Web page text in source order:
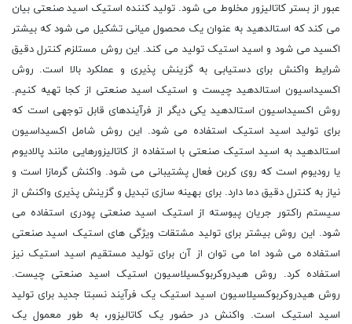
عبور از بستر کاتالیزور مخلوط می شود. تولید کننده استیک اسید صنعتی بیان
می کند که استالدهید به عنوان یک محصول میانی تشکیل می شود که بیشتر
اکسید می شود و اسید استیک تولید می کند. این روش مستلزم کنترل دقیق
شرایط واکنش برای دستیابی به گزینش پذیری و عملکرد بالا است. روش
اکسیداسیون استالدهید چیست و استیک اسید صنعتی از کجا تهیه کنیم.
روش اکسیداسیون استالدهید یکی دیگر از فرآیندهای قابل توجهی است که
برای تولید اسید استیک استفاده می شود. این روش شامل اکسیداسیون
استالدهید به اسید استیک صنعتی با استفاده از کاتالیزورهایی مانند پالادیوم
یا رودیوم است که روی کربن فعال پشتیبانی می شود. واکنش گرمازا است و
نیاز به کنترل دقیق دما دارد. برای بهینه سازی تبدیل و گزینش پذیری واکنش از
سیستم راکتور جریان پیوسته از استیک اسید صنعتی پودری استفاده می
شود. این روش بیشتر برای تولید مشتقات ویژگی های استیک اسید صنعتی
استفاده می شود اما می توان از آن برای تولید مستقیم اسید استیک نیز
استفاده کرد. روش هیدروکربوکسیلاسیون استیک اسید صنعتی چیست.
روش هیدروکربوکسیلاسیون اسید استیک یک فرآیند نسبتا جدید برای تولید
اسید استیک است. واکنش در حضور یک کاتالیزور، به طور معمول یک